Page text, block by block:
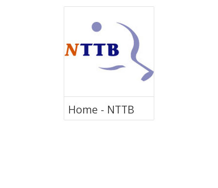
Home - NTTB